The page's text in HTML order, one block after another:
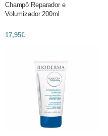
Champô Reparador e
Volumizador 200ml
17,95€